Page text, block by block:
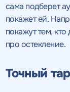
сама подберет
покажет ей.
покажут тем,
про остекление.
Точный